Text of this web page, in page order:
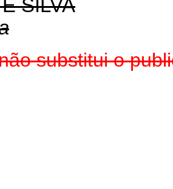
SILVA
substitui o